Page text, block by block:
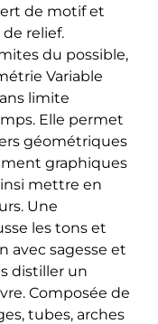
de motif et
relief.
du possible,
Variable
limite
Elle permet
géométriques
graphiques
mettre en
Une
les tons et
avec sagesse et
distiller un
Composée de
tubes, arches